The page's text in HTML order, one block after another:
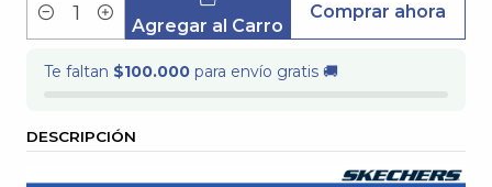
Cantidad Agregar al Carro
Comprar ahora
Te faltan $100.000 para envío gratis 🚚
DESCRIPCIÓN